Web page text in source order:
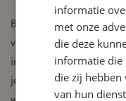
Bij VoorIeder1 werken
verspreid over zes
in ‘één gezin, één plan,
je zelf kunt,
informatie
met onze
die deze
informatie die
die zij
van hun